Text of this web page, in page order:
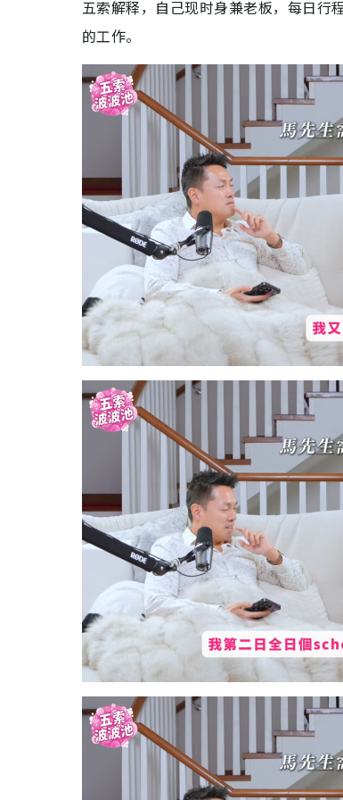
五索解释，自己现时身兼老板，每日
的工作。